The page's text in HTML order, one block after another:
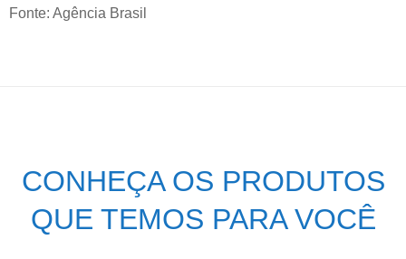
Fonte: Agência Brasil
CONHEÇA OS PRODUTOS
QUE TEMOS PARA VOCÊ